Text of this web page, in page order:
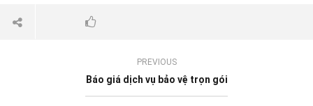
PREVIOUS
Báo giá dịch vụ bảo vệ trọn gói